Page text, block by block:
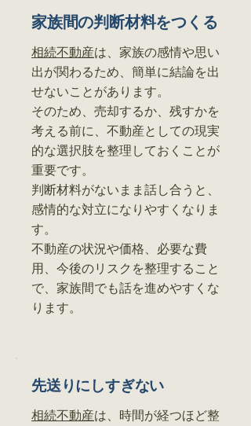
家族間の判断材料をつくる
相続不動産は、家族の感情や思い
出が関わるため、簡単に結論を出
せないことがあります。
そのため、売却するか、残すかを
考える前に、不動産としての現実
的な選択肢を整理しておくことが
重要です。
判断材料がないまま話し合うと、
感情的な対立になりやすくなりま
す。
不動産の状況や価格、必要な費
用、今後のリスクを整理すること
で、家族間でも話を進めやすくな
ります。
先送りにしすぎない
相続不動産は、時間が経つほど整